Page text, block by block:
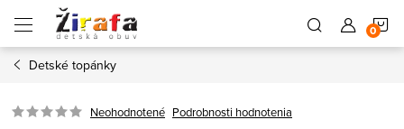
obsah
Detské topánky
Neohodnotené Podrobnosti hodnotenia